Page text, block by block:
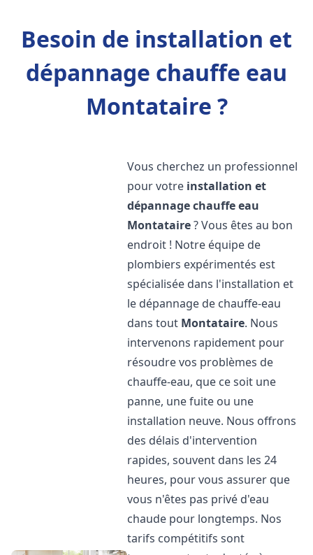
Besoin de installation et
dépannage chauffe eau
Montataire ?
Vous cherchez un professionnel
pour votre installation et
dépannage chauffe eau
Montataire? Vous êtes au bon
endroit ! Notre équipe de
plombiers expérimentés est
spécialisée dans l'installation et
le dépannage de chauffe-eau
dans tout Montataire. Nous
intervenons rapidement pour
résoudre vos problèmes de
chauffe-eau, que ce soit une
panne, une fuite ou une
installation neuve. Nous offrons
des délais d'intervention
rapides, souvent dans les 24
heures, pour vous assurer que
vous n'êtes pas privé d'eau
chaude pour longtemps. Nos
tarifs compétitifs sont